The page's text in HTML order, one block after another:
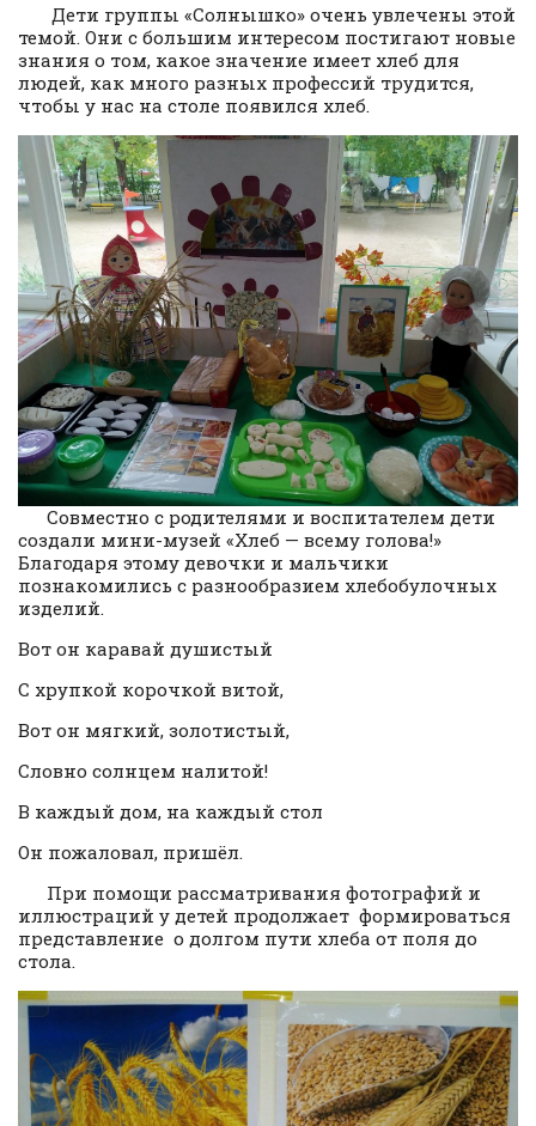
Дети группы «Солнышко» очень увлечены этой
темой. Они с большим интересом постигают новые
знания о том, какое значение имеет хлеб для
людей, как много разных профессий трудится,
чтобы у нас на столе появился хлеб.
Совместно с родителями и воспитателем дети
создали мини-музей «Хлеб — всему голова!»
Благодаря этому девочки и мальчики
познакомились с разнообразием хлебобулочных
изделий.
Вот он каравай душистый
С хрупкой корочкой витой,
Вот он мягкий, золотистый,
Словно солнцем налитой!
В каждый дом, на каждый стол
Он пожаловал, пришёл.
При помощи рассматривания фотографий и
иллюстраций у детей продолжает формироваться
представление о долгом пути хлеба от поля до
стола.